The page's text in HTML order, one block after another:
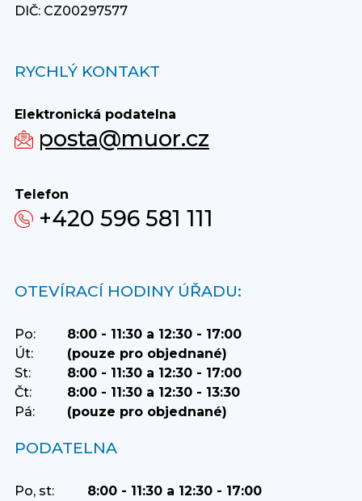
DIČ: CZ00297577
RYCHLÝ KONTAKT
Elektronická podatelna
posta@muor.cz
Telefon
+420 596 581 111
OTEVÍRACÍ HODINY ÚŘADU:
Po:
8:00 - 11:30 a 12:30 - 17:00
Út:
(pouze pro objednané)
St:
8:00 - 11:30 a 12:30 - 17:00
Čt:
8:00 - 11:30 a 12:30 - 13:30
Pá:
(pouze pro objednané)
PODATELNA
Po, st:
8:00 - 11:30 a 12:30 - 17:00